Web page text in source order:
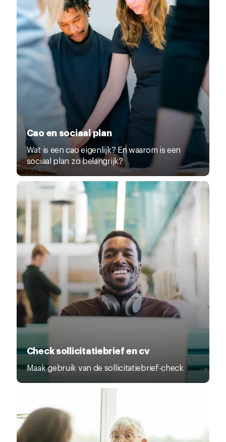
Cao en sociaal plan
Wat is een cao eigenlijk? En waarom is een
sociaal plan zo belangrijk?
Check sollicitatiebrief en cv
Maak gebruik van de sollicitatiebrief-check